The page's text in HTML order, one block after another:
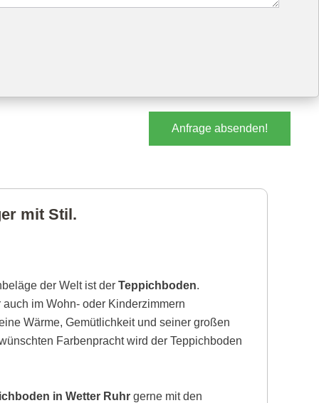
Anfrage absenden!
mit Stil.
der Welt ist derTeppichboden.
im Wohn- oder Kinderzimmern
Wärme, Gemütlichkeit und seiner großen
Farbenpracht wird der Teppichboden
in Wetter Ruhr gerne mit den